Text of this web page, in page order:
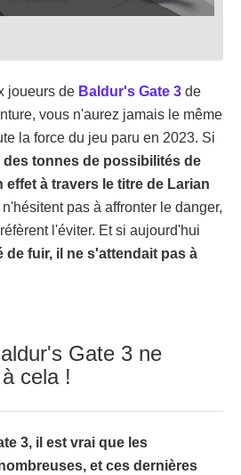
joueurs de Baldur's Gate 3 de
vous n'aurez jamais le même
la force du jeu paru en 2023. Si
des tonnes de possibilités de
effet à travers le titre de Larian
pas à affronter le danger,
l'éviter. Et si aujourd'hui
de fuir, il ne s'attendait pas à
Gate 3 ne
cela !
3, il est vrai que les
et ces dernières